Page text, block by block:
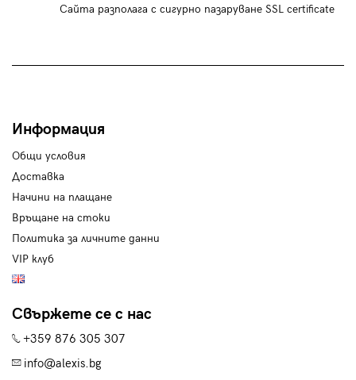
Сайта разполага с сигурно пазаруване SSL certificate
Информация
Общи условия
Доставка
Начини на плащане
Връщане на стоки
Политика за личните данни
VIP клуб
Свържете се с нас
+359 876 305 307
info@alexis.bg